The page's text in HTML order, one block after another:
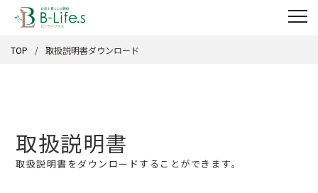
TOP 取扱説明書ダウンロード
取扱説明書
取扱説明書をダウンロードすることができます。